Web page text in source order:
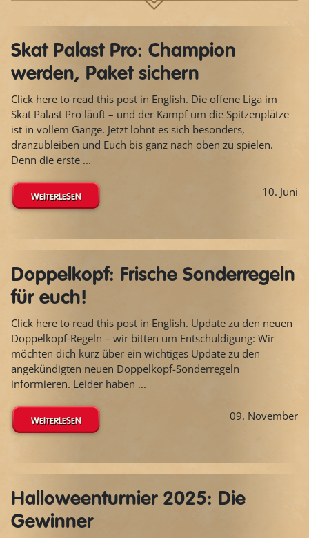
Skat Palast Pro: Champion
werden, Paket sichern
Click here to read this post in English. Die offene Liga im
Skat Palast Pro läuft – und der Kampf um die Spitzenplätze
ist in vollem Gange. Jetzt lohnt es sich besonders,
dranzubleiben und Euch bis ganz nach oben zu spielen.
Denn die erste ...
WEITERLESEN 10. Juni
Doppelkopf: Frische Sonderregeln
für euch!
Click here to read this post in English. Update zu den neuen
Doppelkopf-Regeln – wir bitten um Entschuldigung: Wir
möchten dich kurz über ein wichtiges Update zu den
angekündigten neuen Doppelkopf-Sonderregeln
informieren. Leider haben ...
WEITERLESEN 09. November
Halloweenturnier 2025: Die
Gewinner